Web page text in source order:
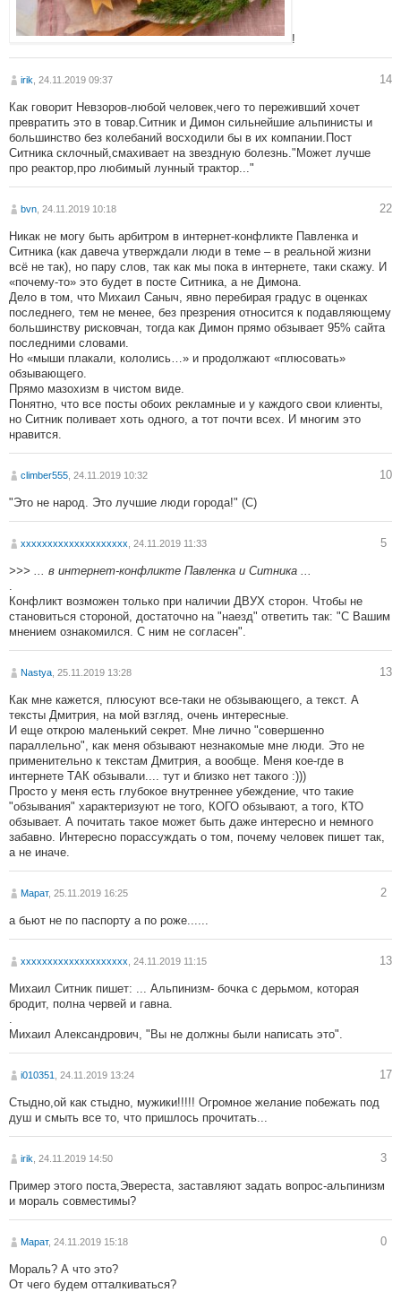
!
irik , 24.11.2019 09:37 14
Как говорит Невзоров-любой человек,чего то переживший хочет
превратить это в товар.Ситник и Димон сильнейшие альпинисты и
большинство без колебаний восходили бы в их компании.Пост
Ситника склочный,смахивает на звездную болезнь."Может лучше
про реактор,про любимый лунный трактор..."
bvn , 24.11.2019 10:18 22
Никак не могу быть арбитром в интернет-конфликте Павленка и
Ситника (как давеча утверждали люди в теме – в реальной жизни
всё не так), но пару слов, так как мы пока в интернете, таки скажу. И
«почему-то» это будет в посте Ситника, а не Димона.
Дело в том, что Михаил Саныч, явно перебирая градус в оценках
последнего, тем не менее, без презрения относится к подавляющему
большинству рисковчан, тогда как Димон прямо обзывает 95% сайта
последними словами.
Но «мыши плакали, кололись…» и продолжают «плюсовать»
обзывающего.
Прямо мазохизм в чистом виде.
Понятно, что все посты обоих рекламные и у каждого свои клиенты,
но Ситник поливает хоть одного, а тот почти всех. И многим это
нравится.
climber555 , 24.11.2019 10:32 10
"Это не народ. Это лучшие люди города!" (С)
хххххххххххххххххххх , 24.11.2019 11:33 5
>>> ... в интернет-конфликте Павленка и Ситника ...
Конфликт возможен только при наличии ДВУХ сторон. Чтобы не
становиться стороной, достаточно на "наезд" ответить так: "С Вашим
мнением ознакомился. С ним не согласен".
Nastya , 25.11.2019 13:28 13
Как мне кажется, плюсуют все-таки не обзывающего, а текст. А
тексты Дмитрия, на мой взгляд, очень интересные.
И еще открою маленький секрет. Мне лично "совершенно
параллельно", как меня обзывают незнакомые мне люди. Это не
применительно к текстам Дмитрия, а вообще. Меня кое-где в
интернете ТАК обзывали.... тут и близко нет такого :)))
Просто у меня есть глубокое внутреннее убеждение, что такие
"обзывания" характеризуют не того, КОГО обзывают, а того, КТО
обзывает. А почитать такое может быть даже интересно и немного
забавно. Интересно порассуждать о том, почему человек пишет так,
а не иначе.
Марат, 25.11.2019 16:25 2
а бьют не по паспорту а по роже......
хххххххххххххххххххх , 24.11.2019 11:15 13
Михаил Ситник пишет: ... Альпинизм- бочка с дерьмом, которая
бродит, полна червей и гавна.
Михаил Александрович, "Вы не должны были написать это".
i010351 , 24.11.2019 13:24 17
Стыдно,ой как стыдно, мужики!!!!! Огромное желание побежать под
душ и смыть все то, что пришлось прочитать...
irik , 24.11.2019 14:50 3
Пример этого поста,Эвереста, заставляют задать вопрос-альпинизм
и мораль совместимы?
Марат, 24.11.2019 15:18 0
Мораль? А что это?
От чего будем отталкиваться?